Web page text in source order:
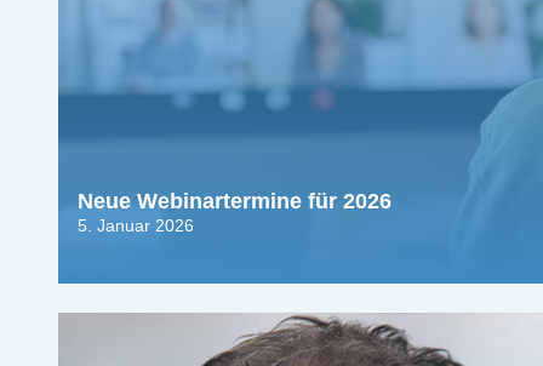
Neue Webinartermine für 2026
5. Januar 2026